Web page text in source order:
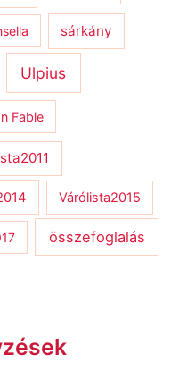
sárkány
Ulpius
Fable
Várólista2015
összefoglalás